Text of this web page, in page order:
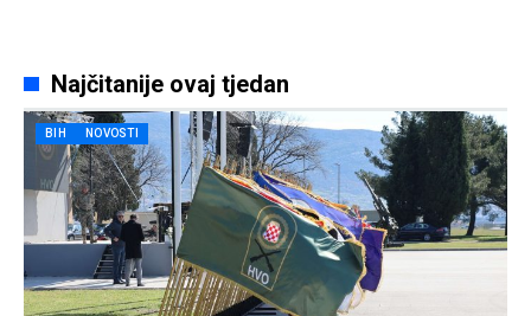
Najčitanije ovaj tjedan
BIH NOVOSTI